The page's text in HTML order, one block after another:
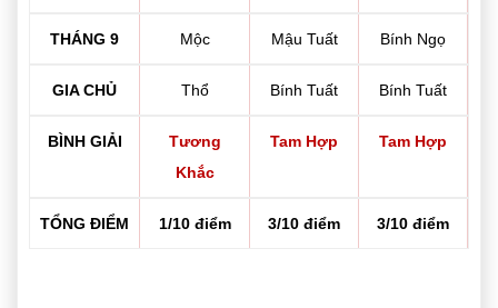
THÁNG 9 Mộc Mậu Tuất Bính Ngọ
GIA CHỦ Thổ Bính Tuất Bính Tuất
BÌNH GIẢI
Tương
Khắc
Tam Hợp Tam Hợp
TỔNG ĐIỂM 1/10 điểm 3/10 điểm 3/10 điểm